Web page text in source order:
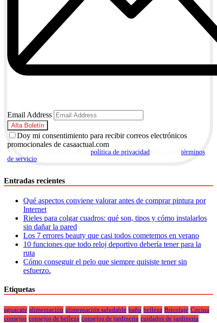
Email Address
Doy mi consentimiento para recibir correos electrónicos
promocionales de casaactual.com
política de privacidad
términos
de servicio
Entradas recientes
Qué aspectos conviene valorar antes de comprar pintura por
Internet
Rieles para colgar cuadros: qué son, tipos y cómo instalarlos
sin dañar la pared
Los 7 errores beauty que casi todos cometemos en verano
10 funciones que todo reloj deportivo debería tener para la
ruta
Cómo conseguir el pelo que siempre quisiste tener sin
esfuerzo.
Etiquetas
aguacate alimentación alimentación saludable baño belleza Bricolaje Cocina
consejos consejos de belleza consejos de jardineria cuidados de jardineria